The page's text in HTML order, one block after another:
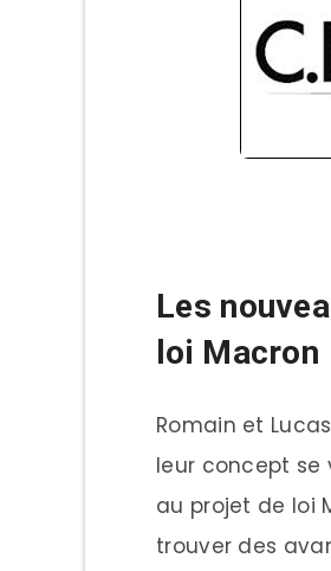
Les
loi Macron
Romain et
leur concept se
au projet de loi
trouver des